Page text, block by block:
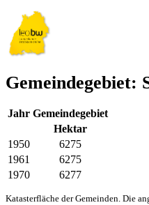
Gemeindegebiet:
Jahr Gemeindegebiet
Hektar
1950
6275
1961
6275
1970
6277
Katasterfläche der Gemeinden. Die